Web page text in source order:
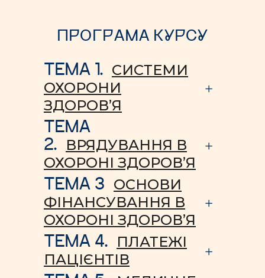
ПРОГРАМА КУРСУ
ТЕМА 1. СИСТЕМИ
ОХОРОНИ
ЗДОРОВ’Я
ТЕМА
2.
ВРЯДУВАННЯ В
ОХОРОНІ ЗДОРОВ’Я
ТЕМА 3 ОСНОВИ
ФІНАНСУВАННЯ В
ОХОРОНІ ЗДОРОВ’Я
ТЕМА 4.
ПЛАТЕЖІ
ПАЦІЄНТІВ